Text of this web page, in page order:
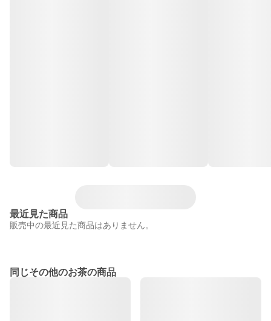
最近見た商品
販売中の最近見た商品はありません。
同じその他のお茶の商品